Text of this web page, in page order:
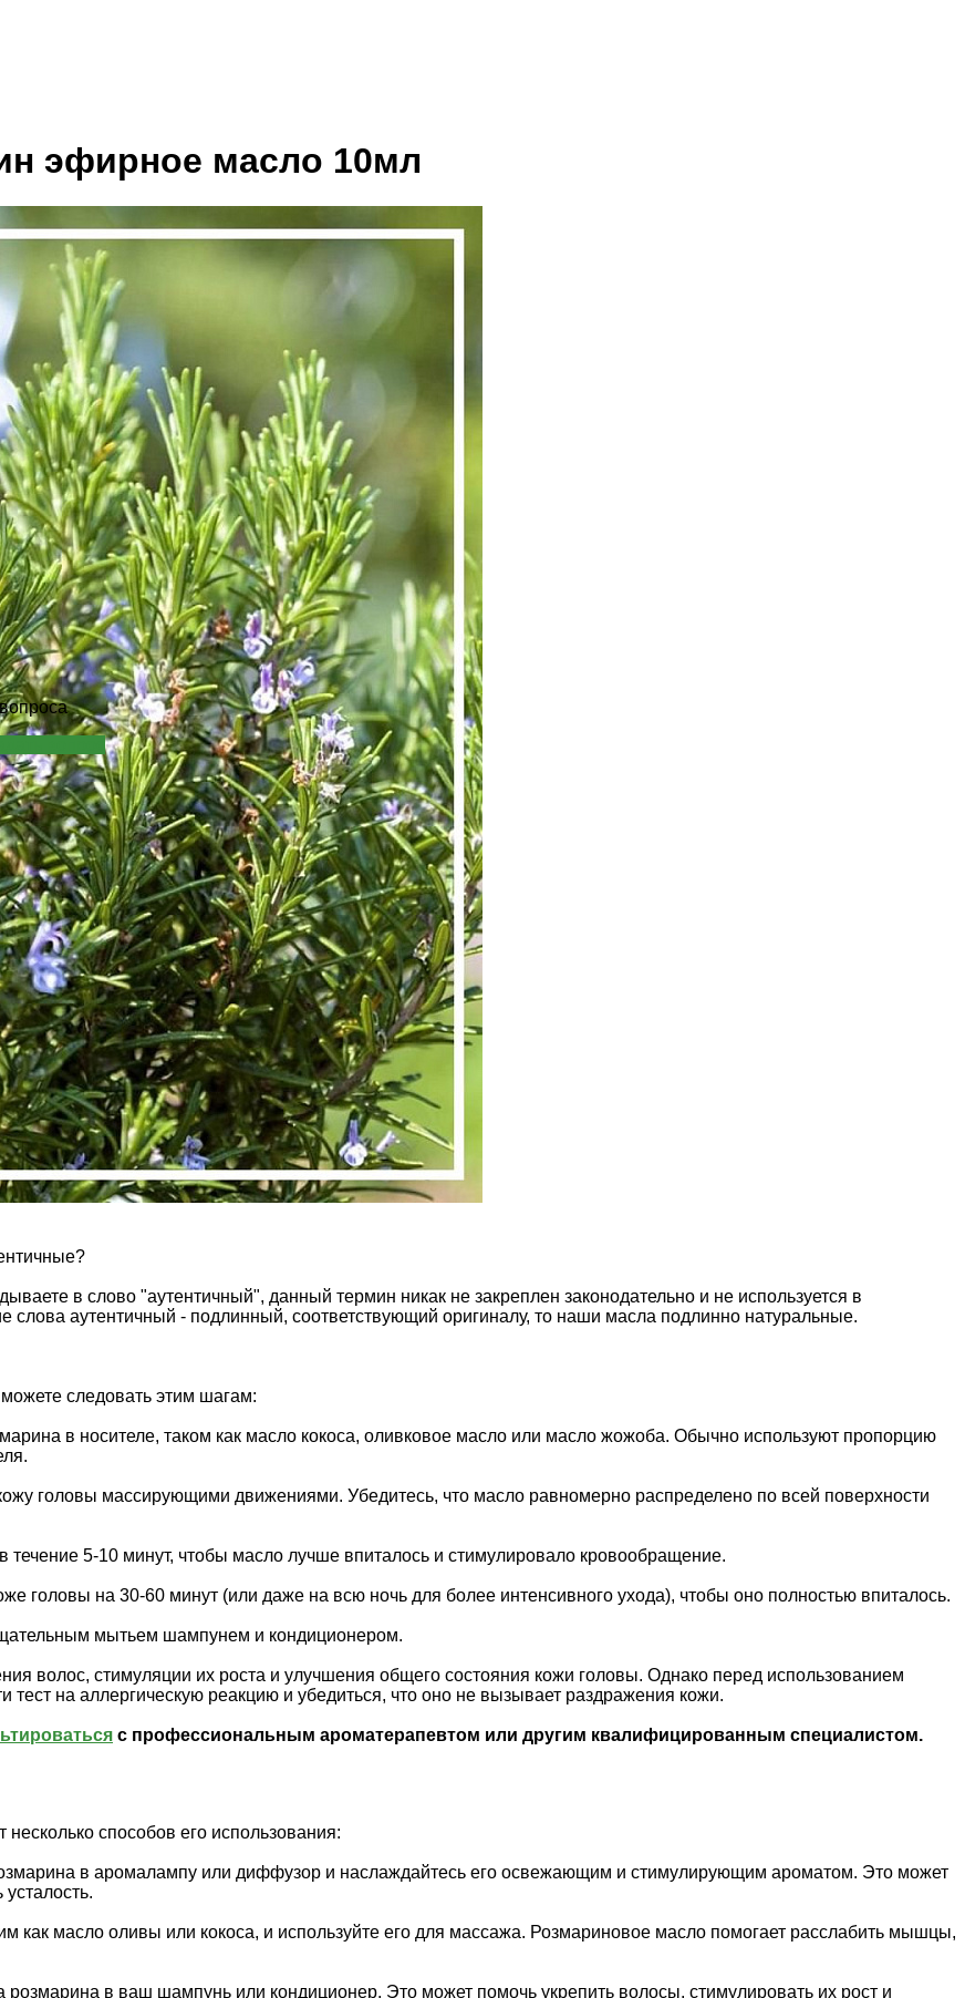
эфирное масло 10мл
в слово "аутентичный", данный термин никак не закреплен законодательно и не используется в
аутентичный - подлинный, соответствующий оригиналу, то наши масла подлинно натуральные.
следовать этим шагам:
в носителе, таком как масло кокоса, оливковое масло или масло жожоба. Обычно используют пропорцию
головы массирующими движениями. Убедитесь, что масло равномерно распределено по всей поверхности
5-10 минут, чтобы масло лучше впиталось и стимулировало кровообращение.
головы на 30-60 минут (или даже на всю ночь для более интенсивного ухода), чтобы оно полностью впиталось.
мытьем шампунем и кондиционером.
волос, стимуляции их роста и улучшения общего состояния кожи головы. Однако перед использованием
на аллергическую реакцию и убедиться, что оно не вызывает раздражения кожи.
с профессиональным ароматерапевтом или другим квалифицированным специалистом.
способов его использования:
в аромалампу или диффузор и наслаждайтесь его освежающим и стимулирующим ароматом. Это может
как масло оливы или кокоса, и используйте его для массажа. Розмариновое масло помогает расслабить мышцы,
розмарина в ваш шампунь или кондиционер. Это может помочь укрепить волосы, стимулировать их рост и